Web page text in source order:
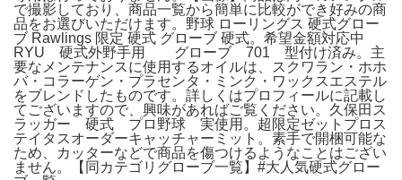
で撮影しており、商品一覧から簡単に比較ができ好みの商
品をお選びいただけます。野球 ローリングス 硬式グロー
ブ Rawlings 限定 硬式 グローブ 硬式。希望金額対応中
RYU 硬式外野手用 グローブ 701 型付け済み。主
要なメンテナンスに使用するオイルは、スクワラン・ホホ
バ・コラーゲン・プラセンタ・ミンク・ワックスエステル
をブレンドしたものです。詳しくはプロフィールに記載し
てございますので、興味があればご覧ください。久保田ス
ラッガー 硬式 プロ野球 実使用。超限定ゼットプロス
テイタスオーダーキャッチャーミット。素手で開梱可能な
ため、カッターなどで商品を傷つけるようなことはござい
ません。【同カテゴリグローブ一覧】#大人気硬式グロー